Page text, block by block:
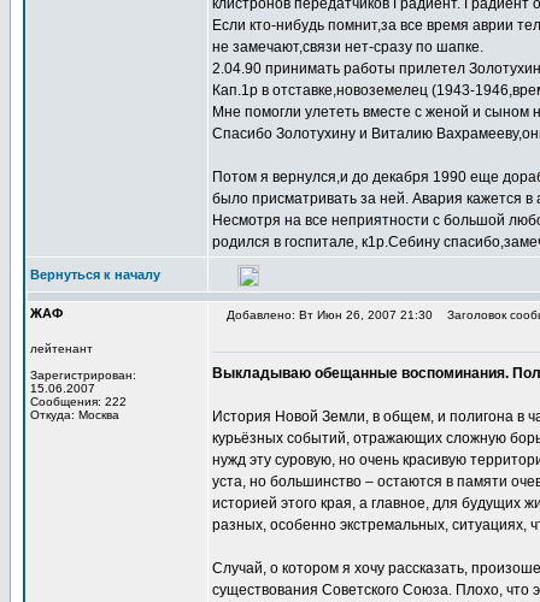
клистронов передатчиков Градиент.
Если кто-нибудь помнит,за все время аврии
не замечают,связи нет-сразу по шапке.
2.04.90 принимать работы прилетел
Кап.1р в отставке,новоземелец (1943-
Мне помогли улететь вместе с женой и
Спасибо Золотухину и Виталию
Потом я вернулся,и до декабря 1990 еще
было присматривать за ней. Авария кажется в
Несмотря на все неприятности с большой
родился в госпитале, к1р.Себину
Вернуться к началу
ЖАФ
лейтенант
Зарегистрирован:
15.06.2007
Сообщения: 222
Откуда: Москва
Добавлено: Вт Июн 26, 2007 21:30 Заголовок
Выкладываю обещанные воспоминания.
История Новой Земли, в общем, и полигона в
курьёзных событий, отражающих сложную
нужд эту суровую, но очень красивую
уста, но большинство – остаются в памяти
историей этого края, а главное, для будущих
разных, особенно экстремальных,
Случай, о котором я хочу рассказать,
существования Советского Союза. Плохо, что